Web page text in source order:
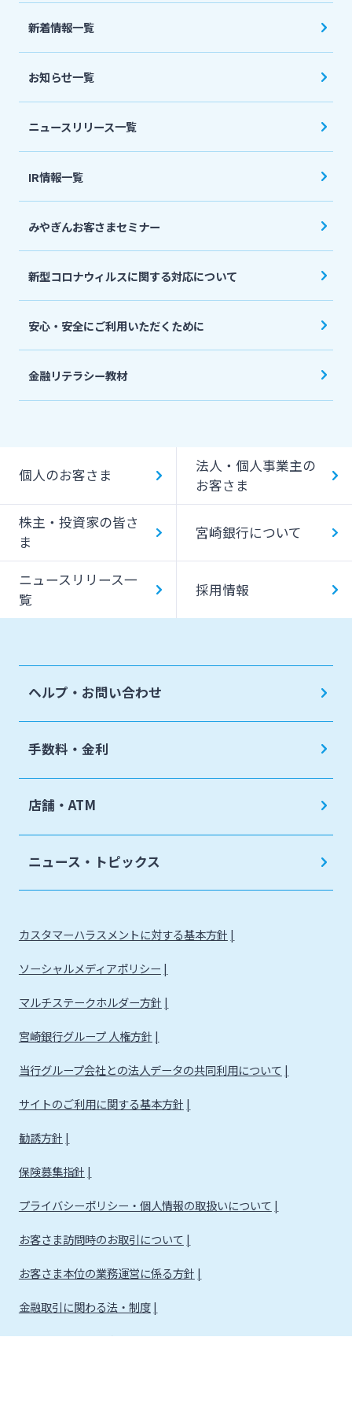
法人・個人事業主のお客さま
宮崎銀行について
ニュースリリース一覧
採用情報
お問い合わせ先一覧
新着情報一覧
お知らせ一覧
ニュースリリース一覧
IR情報一覧
みやぎんお客さまセミナー
新型コロナウィルスに関する対応について
安心・安全にご利用いただくために
金融リテラシー教材
個人のお客さま
法人・個人事業主の
お客さま
株主・投資家の皆さ
ま
宮崎銀行について
ニュースリリース一
覧
採用情報
ヘルプ・お問い合わせ
手数料・金利
店舗・ATM
ニュース・トピックス
カスタマーハラスメントに対する基本方針
ソーシャルメディアポリシー
マルチステークホルダー方針
宮崎銀行グループ 人権方針
当行グループ会社との法人データの共同利用について
サイトのご利用に関する基本方針
勧誘方針
保険募集指針
プライバシーポリシー・個人情報の取扱いについて
お客さま訪問時のお取引について
お客さま本位の業務運営に係る方針
金融取引に関わる法・制度
金融取引に関わる方針